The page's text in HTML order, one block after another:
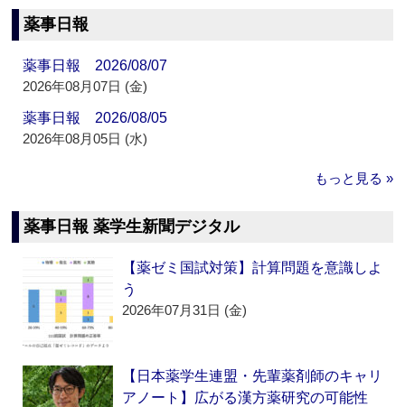
薬事日報
薬事日報 2026/08/07
2026年08月07日 (金)
薬事日報 2026/08/05
2026年08月05日 (水)
もっと見る »
薬事日報 薬学生新聞デジタル
【薬ゼミ国試対策】計算問題を意識しよ
う
2026年07月31日 (金)
【日本薬学生連盟・先輩薬剤師のキャリ
アノート】広がる漢方薬研究の可能性